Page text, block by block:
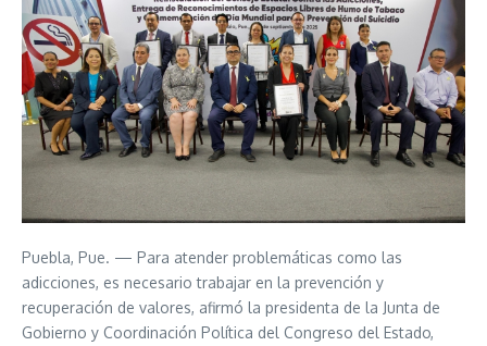
Puebla, Pue. — Para atender problemáticas como las
adicciones, es necesario trabajar en la prevención y
recuperación de valores, afirmó la presidenta de la Junta de
Gobierno y Coordinación Política del Congreso del Estado,